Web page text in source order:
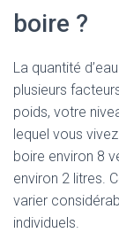
boire ?
La quantité
plusieurs
poids, votre
lequel vous
boire environ 8
environ 2 litres.
varier
individuels.